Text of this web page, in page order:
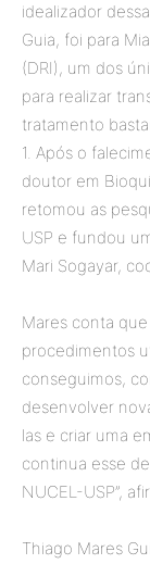
idealizador
Guia, foi para
(DRI), um dos
para realizar
tratamento
1. Após o
doutor em
retomou as
USP e fundou
Mari Sogayar,
Mares conta
procedimentos
conseguimos,
desenvolver
las e criar uma
continua esse
NUCEL-USP”,
Thiago Mares